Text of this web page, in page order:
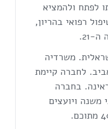
לפתח ולהמציא
רפואי בהריון,
21.
משרדיה
לחברה קיימת
בחברה
משנה ויועצים